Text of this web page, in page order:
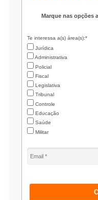
Marque nas opções
Te interessa a(s) área(s):*
Jurídica
Administrativa
Policial
Fiscal
Legislativa
Tribunal
Controle
Educação
Saúde
Militar